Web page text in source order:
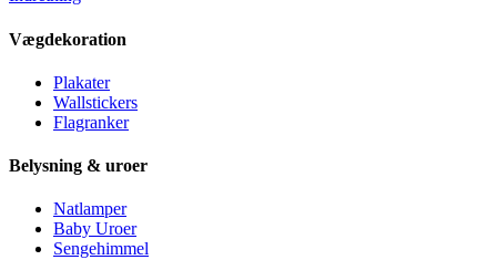
Vægdekoration
Plakater
Wallstickers
Flagranker
Belysning & uroer
Natlamper
Baby Uroer
Sengehimmel